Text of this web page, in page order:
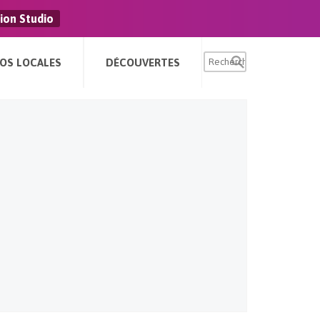
Studio
LOCALES DÉCOUVERTES